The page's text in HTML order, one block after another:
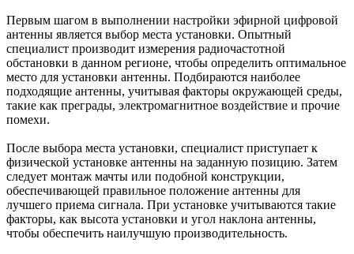
Первым шагом в выполнении настройки эфирной цифровой
антенны является выбор места установки. Опытный
специалист производит измерения радиочастотной
обстановки в данном регионе, чтобы определить оптимальное
место для установки антенны. Подбираются наиболее
подходящие антенны, учитывая факторы окружающей среды,
такие как преграды, электромагнитное воздействие и прочие
помехи.
После выбора места установки, специалист приступает к
физической установке антенны на заданную позицию. Затем
следует монтаж мачты или подобной конструкции,
обеспечивающей правильное положение антенны для
лучшего приема сигнала. При установке учитываются такие
факторы, как высота установки и угол наклона антенны,
чтобы обеспечить наилучшую производительность.